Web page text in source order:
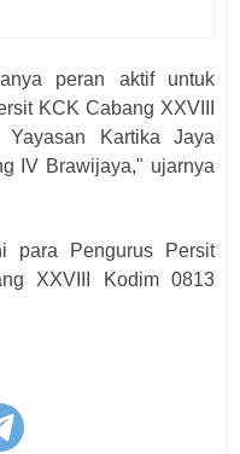
peran aktif untuk
KCK Cabang XXVIII
Kartika Jaya
IV Brawijaya," ujarnya
para Pengurus Persit
XXVIII Kodim 0813